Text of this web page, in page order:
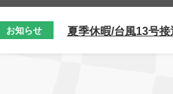
お知らせ 夏季休暇/台風13号